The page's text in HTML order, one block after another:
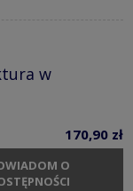
w
170,90 zł
O